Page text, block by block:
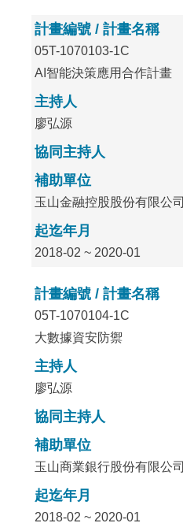
計畫編號 / 計畫名稱
05T-1070103-1C
AI智能決策應用合作計畫
主持人
廖弘源
協同主持人
補助單位
玉山金融控股股份有限公司
起迄年月
2018-02 ~ 2020-01
計畫編號 / 計畫名稱
05T-1070104-1C
大數據資安防禦
主持人
廖弘源
協同主持人
補助單位
玉山商業銀行股份有限公司
起迄年月
2018-02 ~ 2020-01